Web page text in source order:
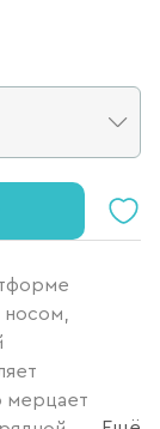
мерцает